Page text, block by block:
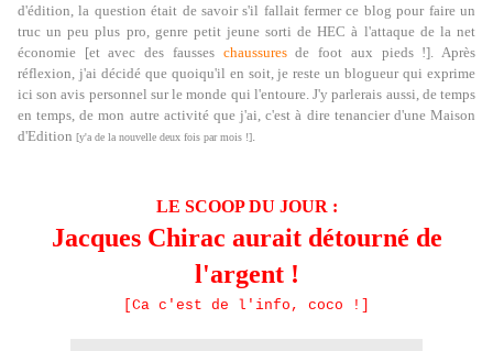
d'édition, la question était de savoir s'il fallait fermer ce blog pour faire un
truc un peu plus pro, genre petit jeune sorti de HEC à l'attaque de la net
économie [et avec des fausses chaussuresde foot aux pieds !]. Après
réflexion, j'ai décidé que quoiqu'il en soit, je reste un blogueur qui exprime
ici son avis personnel sur le monde qui l'entoure. J'y parlerais aussi, de temps
en temps, de mon autre activité que j'ai, c'est à dire tenancier d'une Maison
d'Edition [y'a de la nouvelle deux fois par mois !].
LE SCOOP DU JOUR :
Jacques Chirac aurait détourné de
l'argent !
[Ca c'est de l'info, coco !]